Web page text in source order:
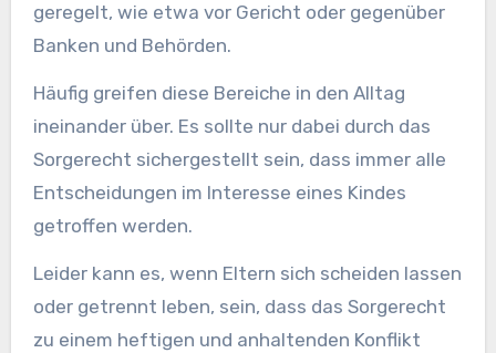
geregelt, wie etwa vor Gericht oder gegenüber
Banken und Behörden.
Häufig greifen diese Bereiche in den Alltag
ineinander über. Es sollte nur dabei durch das
Sorgerecht sichergestellt sein, dass immer alle
Entscheidungen im Interesse eines Kindes
getroffen werden.
Leider kann es, wenn Eltern sich scheiden lassen
oder getrennt leben, sein, dass das Sorgerecht
zu einem heftigen und anhaltenden Konflikt